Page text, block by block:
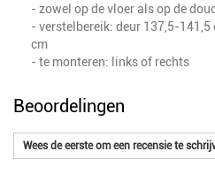
- zowel op de vloer als op de
- verstelbereik: deur 137,5-
cm
- te monteren: links of rechts
Beoordelingen
Wees de eerste om een recensie te